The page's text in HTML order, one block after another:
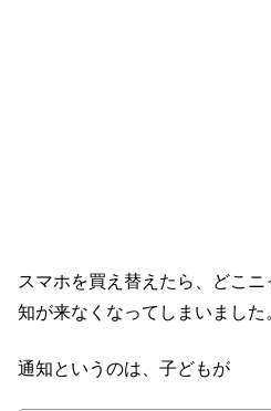
スマホを買え替えたら、どこ
知が来なくなってしまいました
通知というのは、子どもが